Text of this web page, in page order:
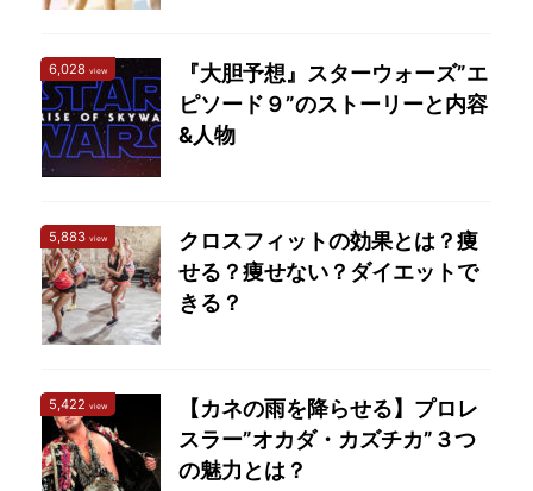
6,028 view
『大胆予想』スターウォーズ”エ
ピソード９”のストーリーと内容
&人物
5,883 view
クロスフィットの効果とは？痩
せる？痩せない？ダイエットで
きる？
5,422 view
【カネの雨を降らせる】プロレ
スラー”オカダ・カズチカ”３つ
の魅力とは？